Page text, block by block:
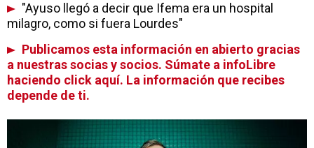
"Ayuso llegó a decir que Ifema era un hospital
milagro, como si fuera Lourdes"
Publicamos esta información en abierto gracias
a nuestras socias y socios. Súmate a infoLibre
haciendo click aquí. La información que recibes
depende de ti.